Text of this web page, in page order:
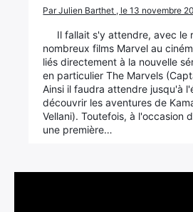
Par Julien Barthet , le 13 novembre
Il fallait s'y attendre, avec le
nombreux films Marvel au
liés directement à la nouvelle
en particulier The Marvels
Ainsi il faudra attendre jusqu'à
découvrir les aventures de
Vellani). Toutefois, à l'occasion
une première…